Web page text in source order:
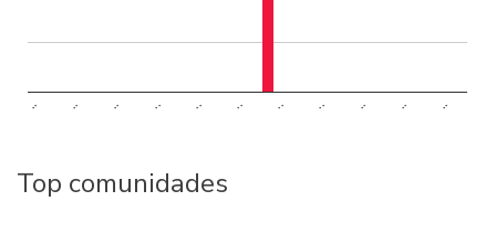
.. .. .. .. .. .. .. .. .. .. ..
Top comunidades